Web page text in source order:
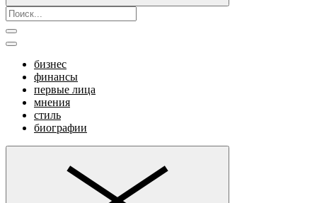
бизнес
финансы
первые лица
мнения
стиль
биографии